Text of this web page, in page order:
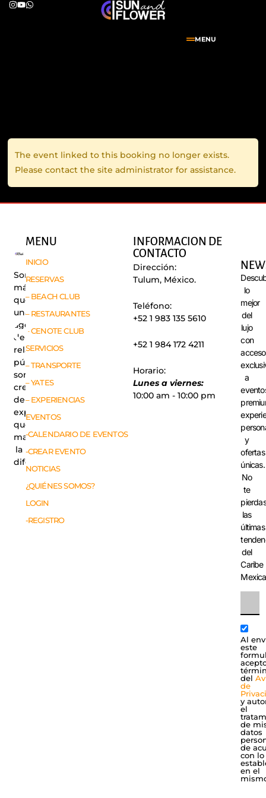
MENU
The event linked to this booking no longer exists.
Please contact the site administrator for assistance.
Somos
más
que
una
agencia
de
relaciones
públicas,
somos
creadores
de
experiencias
que
marcan
la
diferencia.
MENU
INICIO
RESERVAS
– BEACH CLUB
– RESTAURANTES
– CENOTE CLUB
SERVICIOS
– TRANSPORTE
– YATES
– EXPERIENCIAS
EVENTOS
-CALENDARIO DE EVENTOS
-CREAR EVENTO
NOTICIAS
¿QUIÉNES SOMOS?
LOGIN
-REGISTRO
INFORMACION DE
CONTACTO
Dirección:
Tulum, México.
Teléfono:
+52 1 983 135 5610
+52 1 984 172 4211
Horario:
Lunes a viernes:
10:00 am - 10:00 pm
lo
mejor
del
lujo
con
acceso
a
y
ofertas
únicas.
No
te
pierdas
las
últimas
del
Caribe
Al
este
del
de
y
el
de
datos
de
con lo
en el